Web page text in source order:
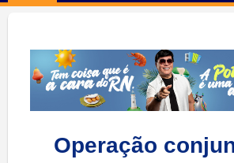
Credibilidade
Operação